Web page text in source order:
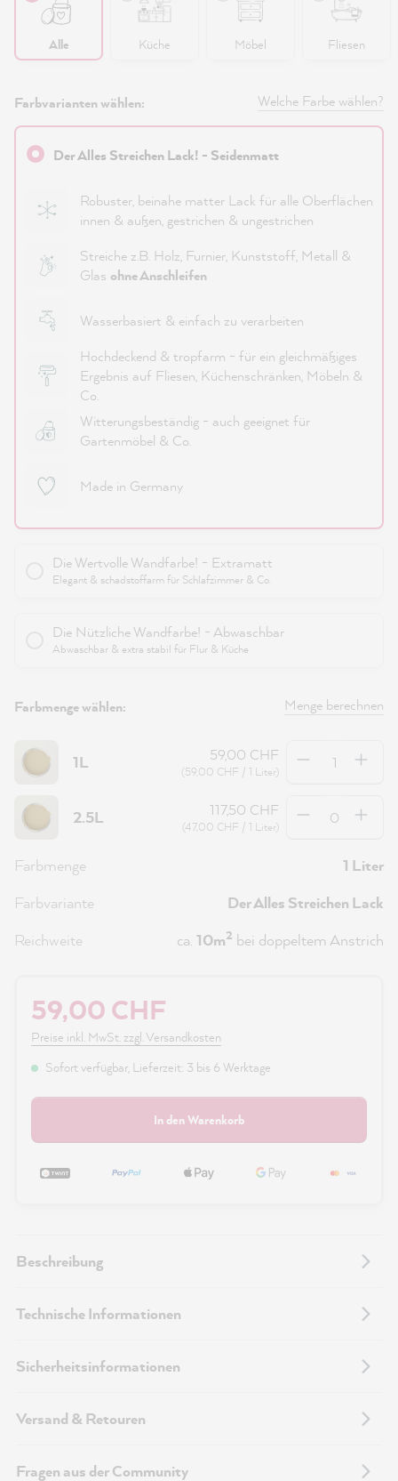
Alle Küche Möbel Fliesen
Farbvarianten wählen: Welche Farbe wählen?
Der Alles Streichen Lack! - Seidenmatt
Robuster, beinahe matter Lack für alle Oberflächen
innen & außen, gestrichen & ungestrichen
Streiche z.B. Holz, Furnier, Kunststoff, Metall &
Glas ohne Anschleifen
Wasserbasiert & einfach zu verarbeiten
Hochdeckend & tropfarm - für ein gleichmäßiges
Ergebnis auf Fliesen, Küchenschränken, Möbeln &
Co.
Witterungsbeständig - auch geeignet für
Gartenmöbel & Co.
Made in Germany
Die Wertvolle Wandfarbe! - Extramatt
Elegant & schadstoffarm für Schlafzimmer & Co.
Die Nützliche Wandfarbe! - Abwaschbar
Abwaschbar & extra stabil für Flur & Küche
Farbmenge wählen: Menge berechnen
1L 59,00 CHF
(59,00 CHF / 1 Liter)
2.5L 117,50 CHF
(47,00 CHF / 1 Liter)
Farbmenge
1 Liter
Farbvariante
Der Alles Streichen Lack
Reichweite
ca. 10m2 bei doppeltem Anstrich
59,00 CHF
Preise inkl. MwSt. zzgl. Versandkosten
Sofort verfügbar, Lieferzeit: 3 bis 6 Werktage
In den Warenkorb
Beschreibung
Technische Informationen
Sicherheitsinformationen
Versand & Retouren
Fragen aus der Community